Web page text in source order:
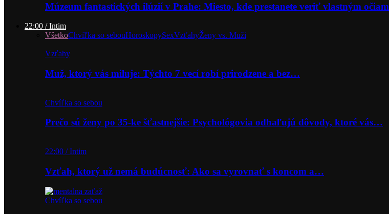
Múzeum fantastických ilúzií v Prahe: Miesto, kde prestanete veriť vlastným očiam
22:00 / Intim
VšetkoChvíľka so sebouHoroskopySexVzťahyŽeny vs. Muži
Vzťahy
Muž, ktorý vás miluje: Týchto 7 vecí robí prirodzene a bez…
Chvíľka so sebou
Prečo sú ženy po 35-ke šťastnejšie: Psychológovia odhaľujú dôvody, ktoré vás…
22:00 / Intim
Vzťah, ktorý už nemá budúcnosť: Ako sa vyrovnať s koncom a…
Chvíľka so sebou